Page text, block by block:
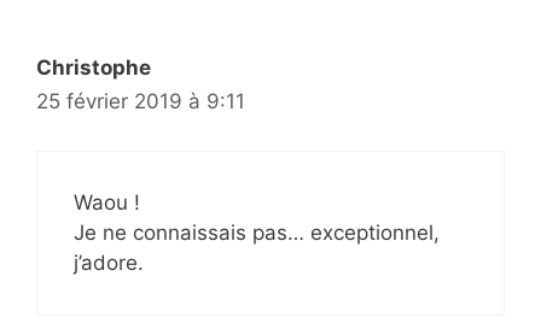
Christophe
25 février 2019 à 9:11
Waou !
Je ne connaissais pas… exceptionnel,
j’adore.